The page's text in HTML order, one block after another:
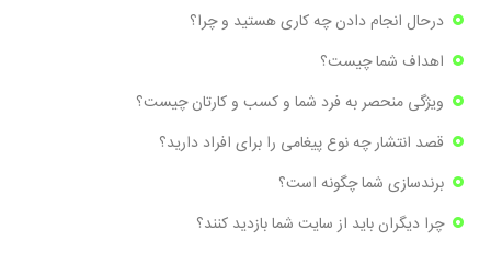
درحال انجام دادن چه کاری هستید و چرا؟
اهداف شما چیست؟
ویژگی منحصر به فرد شما و کسب و کارتان چیست؟
قصد انتشار چه نوع پیغامی را برای افراد دارید؟
برندسازی شما چگونه است؟
چرا دیگران باید از سایت شما بازدید کنند؟